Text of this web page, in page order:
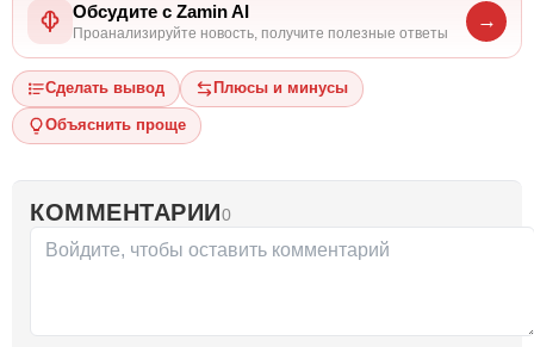
Обсудите с Zamin AI
Проанализируйте новость, получите полезные ответы
→
Сделать вывод Плюсы и минусы
Объяснить проще
КОММЕНТАРИИ0